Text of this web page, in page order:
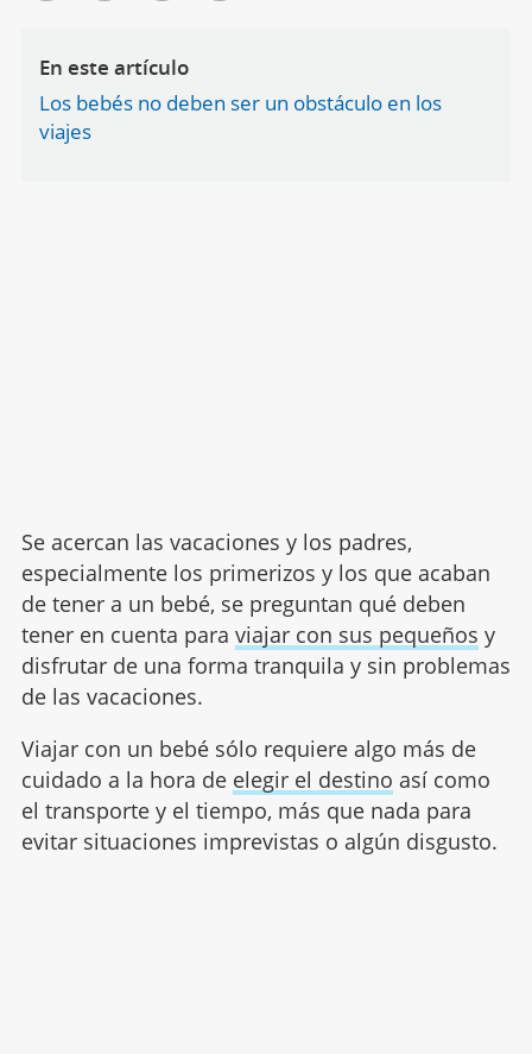
En este artículo
Los bebés no deben ser un obstáculo en los
viajes
Se acercan las vacaciones y los padres,
especialmente los primerizos y los que acaban
de tener a un bebé, se preguntan qué deben
tener en cuenta para viajar con sus pequeños y
disfrutar de una forma tranquila y sin problemas
de las vacaciones.
Viajar con un bebé sólo requiere algo más de
cuidado a la hora de elegir el destino así como
el transporte y el tiempo, más que nada para
evitar situaciones imprevistas o algún disgusto.